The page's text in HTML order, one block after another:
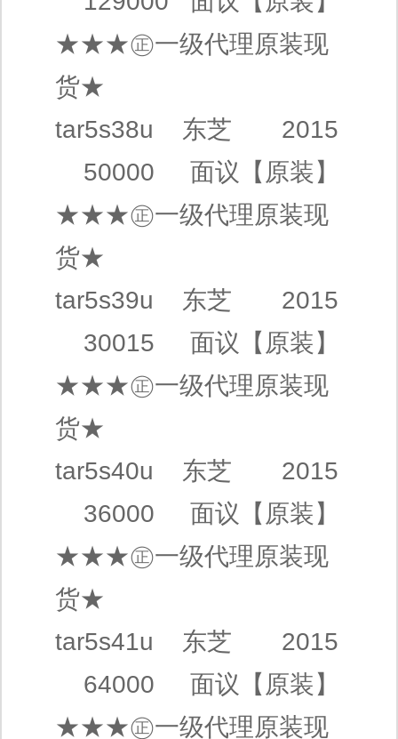
★★★㊣一级代理原装现
货★
tar5s38u 东芝 2015
50000 面议 【原装】
★★★㊣一级代理原装现
货★
tar5s39u 东芝 2015
30015 面议 【原装】
★★★㊣一级代理原装现
货★
tar5s40u 东芝 2015
36000 面议 【原装】
★★★㊣一级代理原装现
货★
tar5s41u 东芝 2015
64000 面议 【原装】
★★★㊣一级代理原装现